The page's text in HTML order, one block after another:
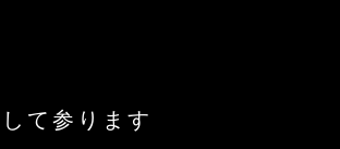
して参ります